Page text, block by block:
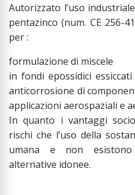
Autorizzato l’uso
pentazinco (num. CE 256-
per :
formulazione di miscele
in fondi epossidici
anticorrosione di
applicazioni aerospaziali e
In quanto i vantaggi
rischi che l’uso della
umana e non
alternative idonee.